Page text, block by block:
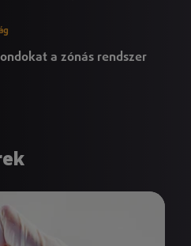
a zónás rendszer